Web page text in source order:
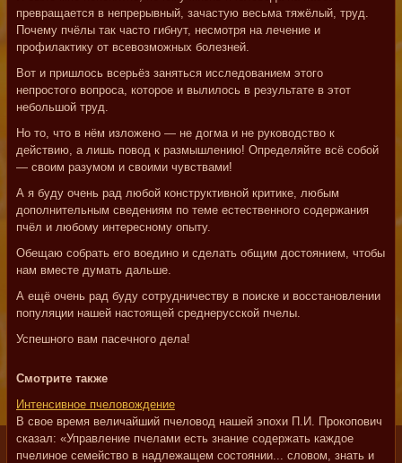
превращается в непрерывный, зачастую весьма тяжёлый, труд.
Почему пчёлы так часто гибнут, несмотря на лечение и
профилактику от всевозможных болезней.
Вот и пришлось всерьёз заняться исследованием этого
непростого вопроса, которое и вылилось в результате в этот
небольшой труд.
Но то, что в нём изложено — не догма и не руководство к
действию, а лишь повод к размышлению! Определяйте всё собой
— своим разумом и своими чувствами!
А я буду очень рад любой конструктивной критике, любым
дополнительным сведениям по теме естественного содержания
пчёл и любому интересному опыту.
Обещаю собрать его воедино и сделать общим достоянием, чтобы
нам вместе думать дальше.
А ещё очень рад буду сотрудничеству в поиске и восстановлении
популяции нашей настоящей среднерусской пчелы.
Успешного вам пасечного дела!
Смотрите также
Интенсивное пчеловождение
В свое время величайший пчеловод нашей эпохи П.И. Прокопович
сказал: «Управление пчелами есть знание содержать каждое
пчелиное семейство в надлежащем состоянии... словом, знать и